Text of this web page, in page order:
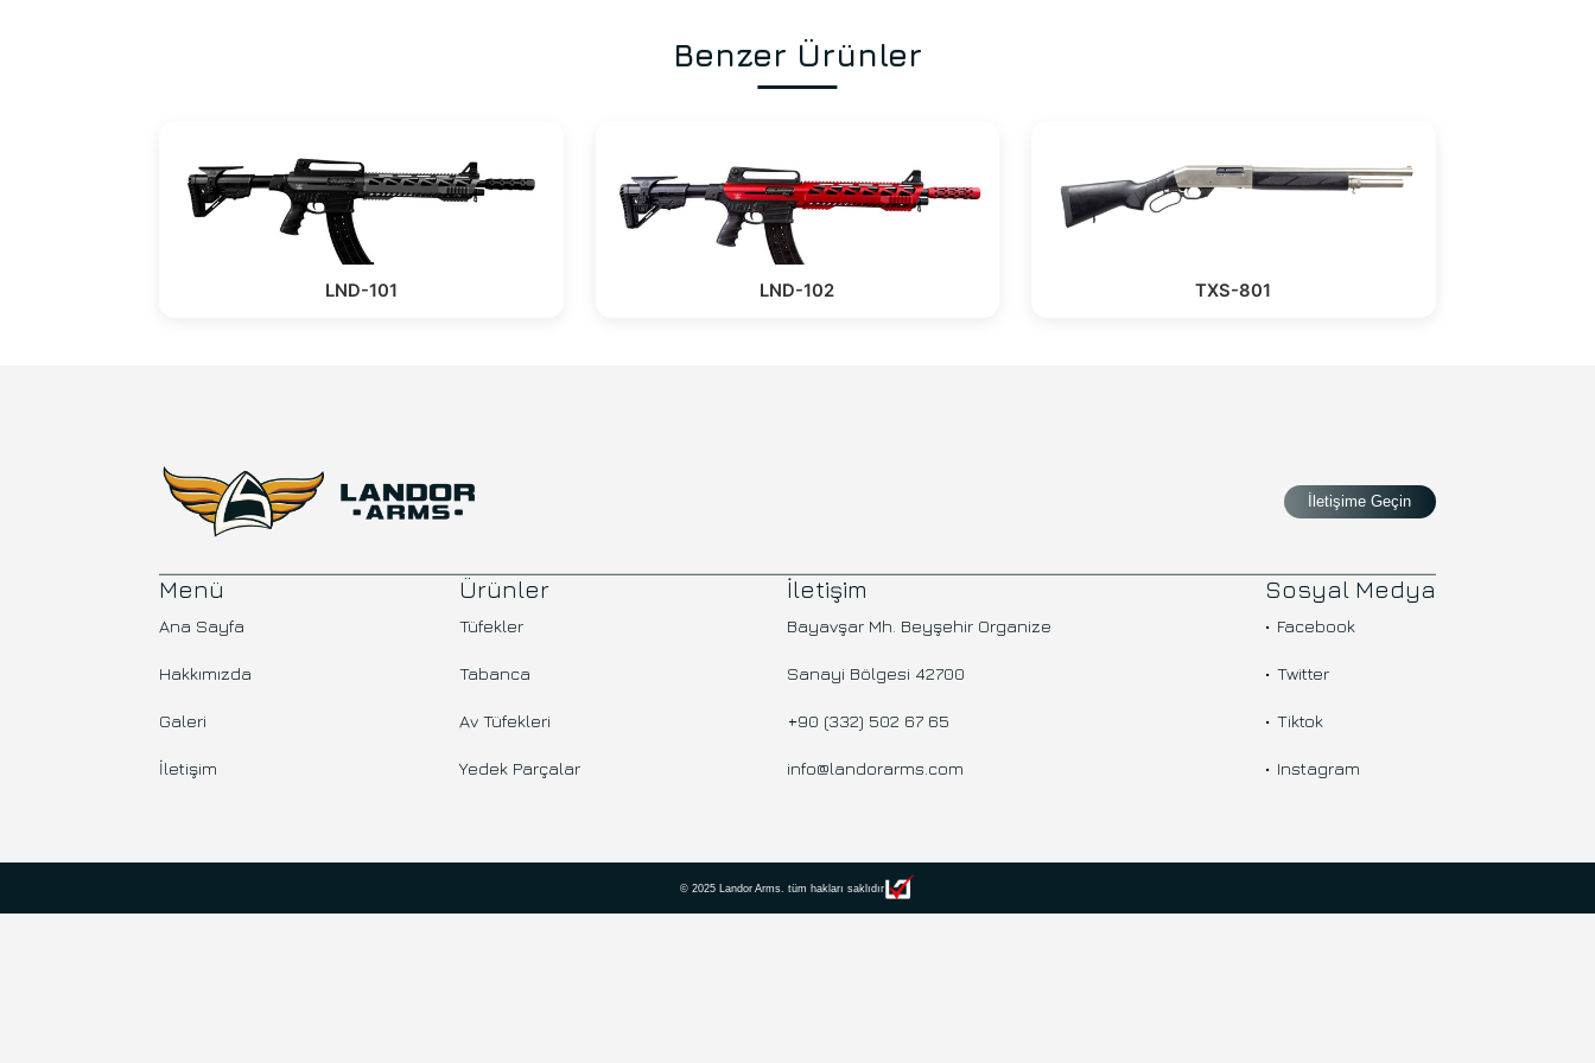
Benzer Ürünler
LND-101 LND-102 TXS-801
İletişime Geçin
Menü
Ana Sayfa
Hakkımızda
Galeri
İletişim
Ürünler
Tüfekler
Tabanca
Av Tüfekleri
Yedek Parçalar
İletişim
Bayavşar Mh. Beyşehir Organize
Sanayi Bölgesi 42700
+90 (332) 502 67 65
info@landorarms.com
Sosyal Medya
Facebook
Twitter
Tiktok
Instagram
© 2025 Landor Arms. tüm hakları saklıdır